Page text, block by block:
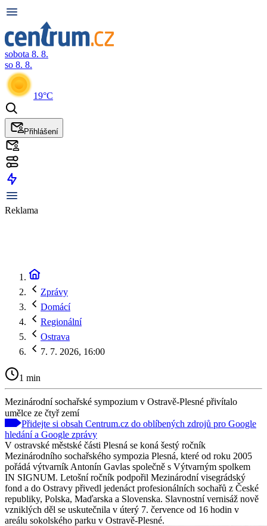
sobota 8. 8.
so 8. 8.
19°C
Přihlášení
Reklama
Zprávy
Domácí
Regionální
Ostrava
7. 7. 2026, 16:00
1 min
Mezinárodní sochařské sympozium v Ostravě-Plesné přivítalo
umělce ze čtyř zemí
Přidejte si obsah Centrum.cz do oblíbených zdrojů pro Google
hledání a Google zprávy
V ostravské městské části Plesná se koná šestý ročník
Mezinárodního sochařského sympozia Plesná, které od roku 2005
pořádá výtvarník Antonín Gavlas společně s Výtvarným spolkem
IN SIGNUM. Letošní ročník podpořil Mezinárodní visegrádský
fond a do Ostravy přivedl jedenáct profesionálních sochařů z České
republiky, Polska, Maďarska a Slovenska. Slavnostní vernisáž nově
vzniklých děl se uskutečnila v úterý 7. července od 16 hodin v
areálu sokolského parku v Ostravě-Plesné.